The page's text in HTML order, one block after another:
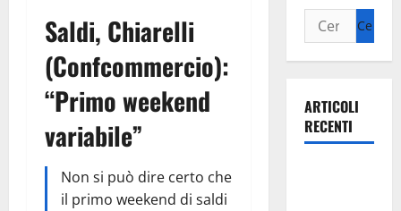
Saldi, Chiarelli
(Confcommercio):
“Primo weekend
variabile”
Non si può dire certo che
il primo weekend di saldi
ARTICOLI
RECENTI